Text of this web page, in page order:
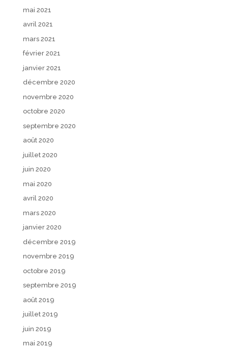
mai 2021
avril 2021
mars 2021
février 2021
janvier 2021
décembre 2020
novembre 2020
octobre 2020
septembre 2020
août 2020
juillet 2020
juin 2020
mai 2020
avril 2020
mars 2020
janvier 2020
décembre 2019
novembre 2019
octobre 2019
septembre 2019
août 2019
juillet 2019
juin 2019
mai 2019